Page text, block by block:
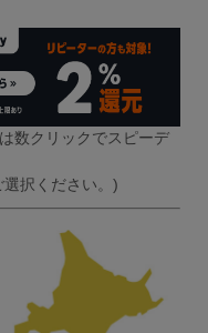
数クリックでスピーデ
択ください。)